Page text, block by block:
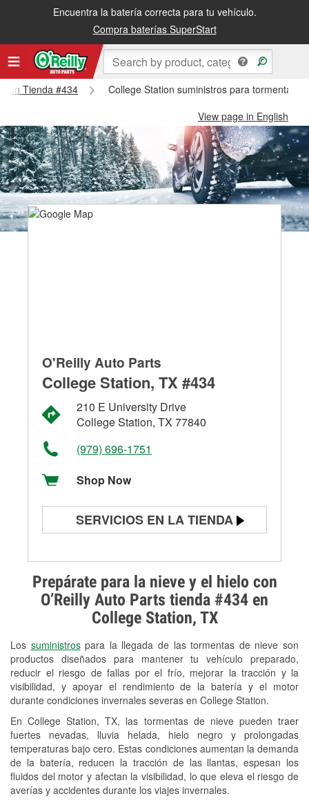
Encuentra la batería correcta para tu vehículo.
Compra baterías SuperStart
Tienda #434
College Station suministros para tormentas
View page in English
Prepárate para la nieve y el hielo con
O’Reilly Auto Parts tienda #434 en
College Station, TX
Los suministrospara la llegada de las tormentas de nieve son
productos diseñados para mantener tu vehículo preparado,
reducir el riesgo de fallas por el frío, mejorar la tracción y la
visibilidad, y apoyar el rendimiento de la batería y el motor
durante condiciones invernales severas en College Station.
En College Station, TX, las tormentas de nieve pueden traer
fuertes nevadas, lluvia helada, hielo negro y prolongadas
temperaturas bajo cero. Estas condiciones aumentan la demanda
de la batería, reducen la tracción de las llantas, espesan los
fluidos del motor y afectan la visibilidad, lo que eleva el riesgo de
averías y accidentes durante los viajes invernales.
O'Reilly Auto Parts
College Station, TX #434
210 E University Drive
College Station, TX 77840
(979) 696-1751
Shop Now
SERVICIOS EN LA TIENDA
Prueba de alternadores y
arrancadores
Revisión de la luz "Check Engine"
Reciclaje de baterías y aceite
Instalación de bombillas de faros
Instalación de limpiaparabrisas
Programa de Préstamo de
Herramientas
Rectificación de tambores y discos de
freno